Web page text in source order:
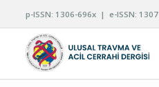
p-ISSN: 1306-696x | e-ISSN: